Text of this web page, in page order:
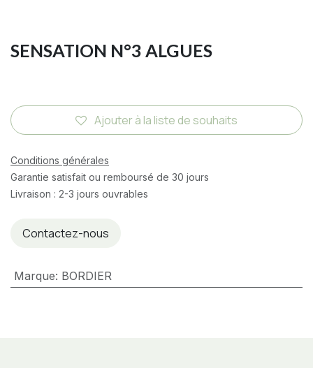
SENSATION N°3 ALGUES
Ajouter à la liste de souhaits
Conditions générales
Garantie satisfait ou remboursé de 30 jours
Livraison : 2-3 jours ouvrables
Contactez-nous
Marque: BORDIER